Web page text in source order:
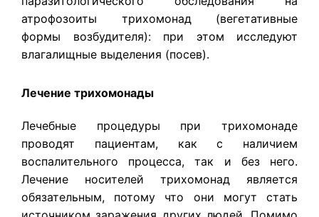
атрофозоиты трихомонад (вегетативные
формы возбудителя): при этом исследуют
влагалищные выделения (посев).
Лечение трихомонады
Лечебные процедуры при трихомонаде
проводят пациентам, как с наличием
воспалительного процесса, так и без него.
Лечение носителей трихомонад является
обязательным, потому что они могут стать